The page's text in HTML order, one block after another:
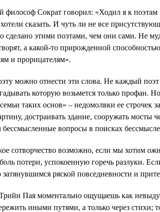
философ Сократ говорил: «Ходил я к
сказать. И чуть ли не все
сделано этими поэтами, чем они сами. Не
а какой-то прирожденной
и прорицателям».
можно отнести эти слова. Не каждый поэт
которую возьмется только профан.
таких основ» – недомолвки ее строчек
достраивать здание, сооружать мосты
бессмысленные вопросы в поисках
сотворчество возможно, если мы хотим
потери, успокоенную горечь разлуки.
затянувшимся ряской повседневности и
Пая моментально ощущаешь как
иными путями, а только через стихи;